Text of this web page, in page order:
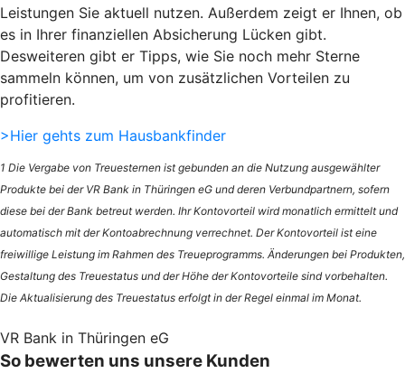
Leistungen Sie aktuell nutzen. Außerdem zeigt er Ihnen, ob
es in Ihrer finanziellen Absicherung Lücken gibt.
Desweiteren gibt er Tipps, wie Sie noch mehr Sterne
sammeln können, um von zusätzlichen Vorteilen zu
profitieren.
>Hier gehts zum Hausbankfinder
1 Die Vergabe von Treuesternen ist gebunden an die Nutzung ausgewählter
Produkte bei der VR Bank in Thüringen eG und deren Verbundpartnern, sofern
diese bei der Bank betreut werden. Ihr Kontovorteil wird monatlich ermittelt und
automatisch mit der Kontoabrechnung verrechnet. Der Kontovorteil ist eine
freiwillige Leistung im Rahmen des Treueprogramms. Änderungen bei Produkten,
Gestaltung des Treuestatus und der Höhe der Kontovorteile sind vorbehalten.
Die Aktualisierung des Treuestatus erfolgt in der Regel einmal im Monat.
VR Bank in Thüringen eG
So bewerten uns unsere Kunden